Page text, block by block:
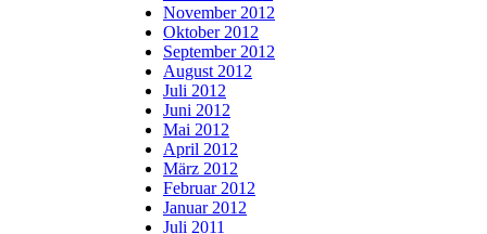
November 2012
Oktober 2012
September 2012
August 2012
Juli 2012
Juni 2012
Mai 2012
April 2012
März 2012
Februar 2012
Januar 2012
Juli 2011